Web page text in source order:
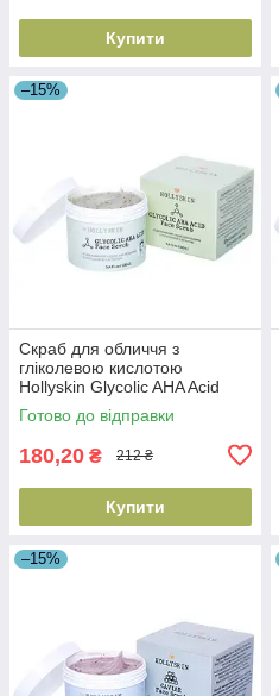
Купити
–15%
Скраб для обличчя з
гліколевою кислотою
Hollyskin Glycolic AHA Acid
Face Scrub, 100 мл
(4823109700727)
Готово до відправки
180,20 ₴ 212 ₴
Купити
–15%